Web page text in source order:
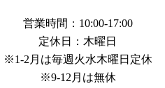
営業時間：10:00-17:00
定休日：木曜日
※1-2月は毎週火水木曜日定休
※9-12月は無休